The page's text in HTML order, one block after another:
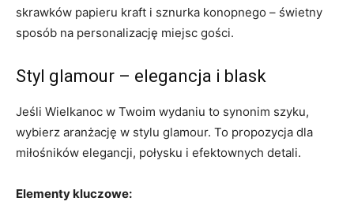
skrawków papieru kraft i sznurka konopnego – świetny
sposób na personalizację miejsc gości.
Styl glamour – elegancja i blask
Jeśli Wielkanoc w Twoim wydaniu to synonim szyku,
wybierz aranżację w stylu glamour. To propozycja dla
miłośników elegancji, połysku i efektownych detali.
Elementy kluczowe: